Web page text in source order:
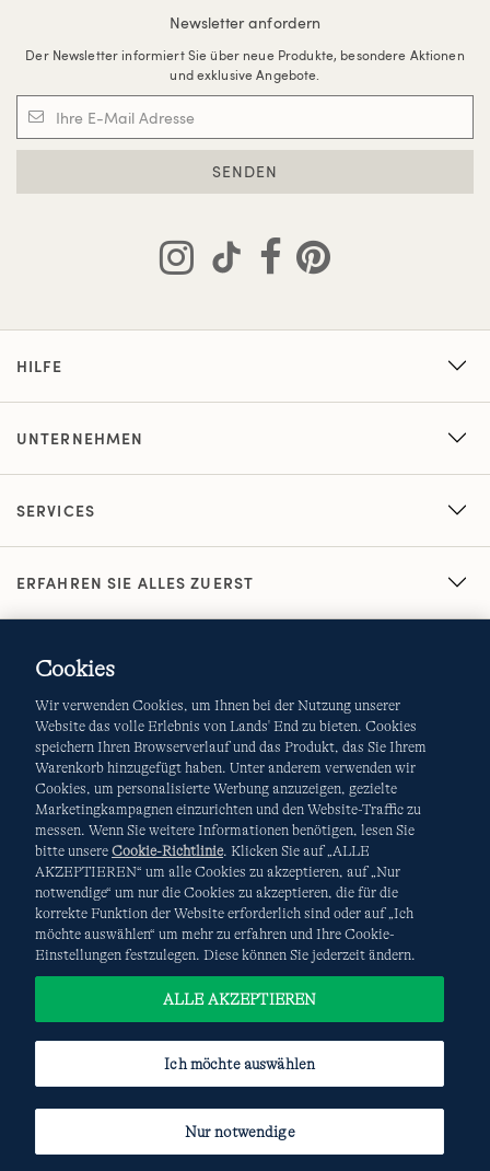
Newsletter anfordern
Der Newsletter informiert Sie über neue Produkte, besondere Aktionen
und exklusive Angebote.
SENDEN
HILFE
UNTERNEHMEN
SERVICES
ERFAHREN SIE ALLES ZUERST
AGB Datenschutz & Sicherheit
Cookies-Ich möchte auswählen Site Map
Internationale Websites
Diese Website ist durch reCAPTCHA geschützt. Es gelten die
DatenschutzerklärungundNutzungsbedingungen
Google.
Cookies
Wir verwenden Cookies, um Ihnen bei der Nutzung unserer
Website das volle Erlebnis von Lands' End zu bieten. Cookies
speichern Ihren Browserverlauf und das Produkt, das Sie Ihrem
Warenkorb hinzugefügt haben. Unter anderem verwenden wir
Cookies, um personalisierte Werbung anzuzeigen, gezielte
Marketingkampagnen einzurichten und den Website-Traffic zu
messen. Wenn Sie weitere Informationen benötigen, lesen Sie
bitte unsere Cookie-Richtlinie. Klicken Sie auf „ALLE
AKZEPTIEREN“ um alle Cookies zu akzeptieren, auf „Nur
notwendige“ um nur die Cookies zu akzeptieren, die für die
korrekte Funktion der Website erforderlich sind oder auf „Ich
möchte auswählen“ um mehr zu erfahren und Ihre Cookie-
Einstellungen festzulegen. Diese können Sie jederzeit ändern.
Ich möchte auswählen
Nur notwendige
ALLE AKZEPTIEREN